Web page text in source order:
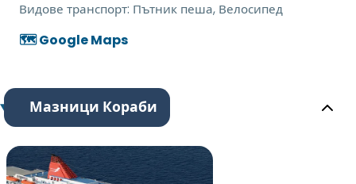
Видове транспорт: Пътник пеша, Велосипед
🗺️ Google Maps
Мазници Кораби